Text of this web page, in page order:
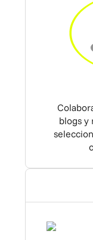
blogs y